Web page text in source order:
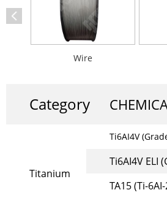
Wire
Category
Titanium
Ti6AI4V
Ti6AI4V ELI
TA15 (Ti-